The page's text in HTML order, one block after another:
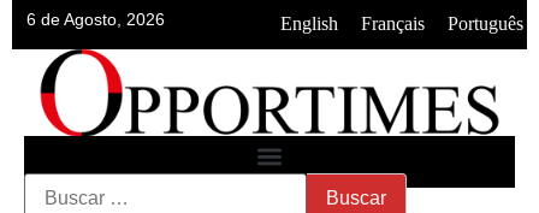
6 de Agosto, 2026 English Français Português